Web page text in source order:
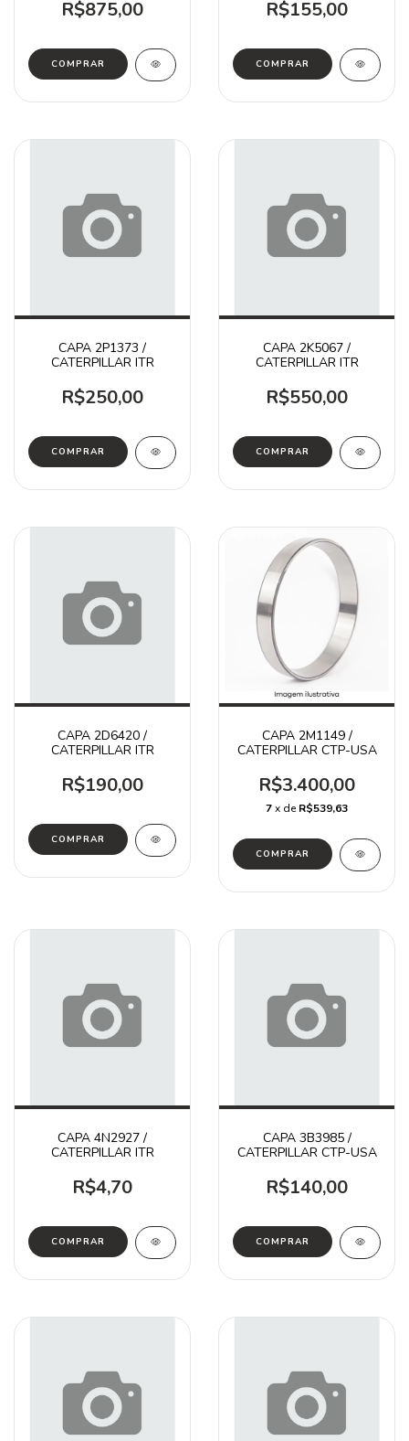
R$875,00 R$155,00
CAPA 2P1373 /
CATERPILLAR ITR
R$250,00
CAPA 2K5067 /
CATERPILLAR ITR
R$550,00
CAPA 2D6420 /
CATERPILLAR ITR
R$190,00
CAPA 2M1149 /
CATERPILLAR CTP-USA
R$3.400,00
7x deR$539,63
CAPA 4N2927 /
CATERPILLAR ITR
R$4,70
CAPA 3B3985 /
CATERPILLAR CTP-USA
R$140,00